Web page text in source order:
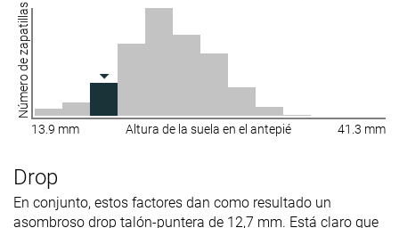
Número de zapatillas
13.9 mm Altura de la suela en el antepié 41.3 mm
Drop
En conjunto, estos factores dan como resultado un
asombroso drop talón-puntera de 12,7 mm. Está claro que